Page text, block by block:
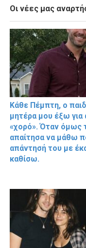
Οι νέες μας
Κάθε Πέμπτη, ο
μητέρα μου έξω
«χορό». Όταν όμως
απαίτησα να μάθω
απάντησή του με
καθίσω.